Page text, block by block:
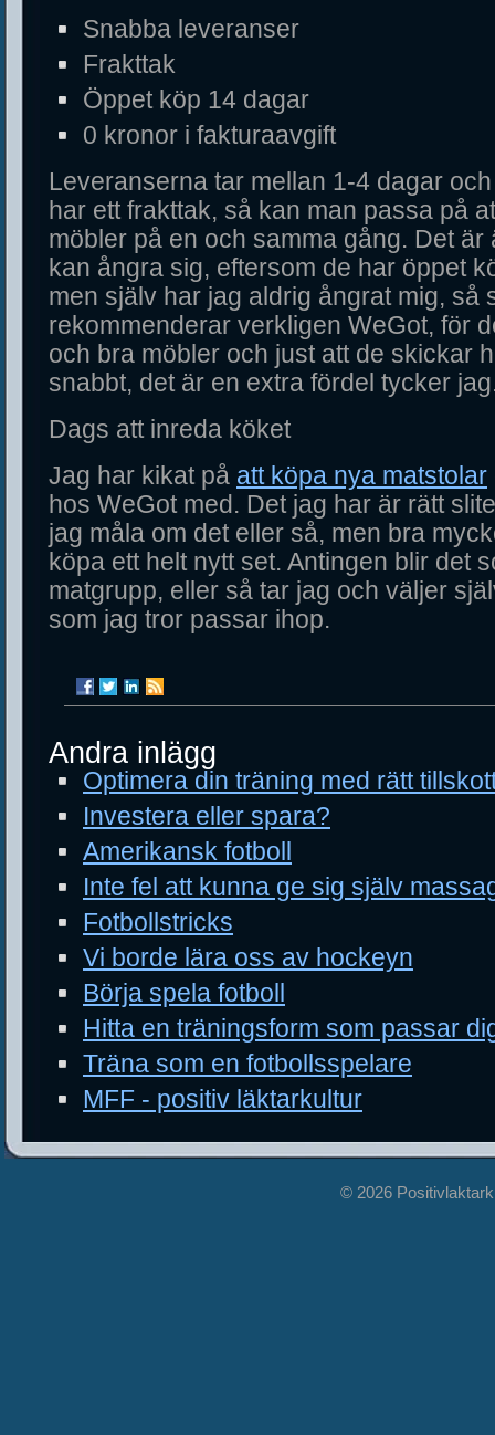
Snabba leveranser
Frakttak
Öppet köp 14 dagar
0 kronor i fakturaavgift
Leveranserna tar mellan 1-4 dagar
har ett frakttak, så kan man passa på
möbler på en och samma gång. Det är
kan ångra sig, eftersom de har öppet
men själv har jag aldrig ångrat mig, så
rekommenderar verkligen WeGot, för
och bra möbler och just att de skickar
snabbt, det är en extra fördel tycker
Dags att inreda köket
Jag har kikat på att köpa nya matstolar
hos WeGot med. Det jag har är rätt
jag måla om det eller så, men bra
köpa ett helt nytt set. Antingen blir det
matgrupp, eller så tar jag och väljer
som jag tror passar ihop.
Andra inlägg
Optimera din träning med rätt
Investera eller spara?
Amerikansk fotboll
Inte fel att kunna ge sig själv
Fotbollstricks
Vi borde lära oss av hockeyn
Börja spela fotboll
Hitta en träningsform som passar
Träna som en fotbollsspelare
MFF - positiv läktarkultur
© 2026